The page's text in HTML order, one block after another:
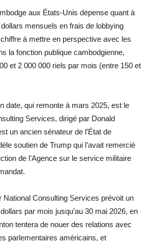
aux États-Unis dépense quant à
mensuels en frais de lobbying
à mettre en perspective avec les
la fonction publique cambodgienne,
et 2 000 000 riels par mois (entre 150 et
date, qui remonte à mars 2025, est le
Services, dirigé par Donald
un ancien sénateur de l’État de
soutien de Trump qui l’avait remercié
de l’Agence sur le service militaire
National Consulting Services prévoit un
par mois jusqu’au 30 mai 2026, en
tentera de nouer des relations avec
parlementaires américains, et